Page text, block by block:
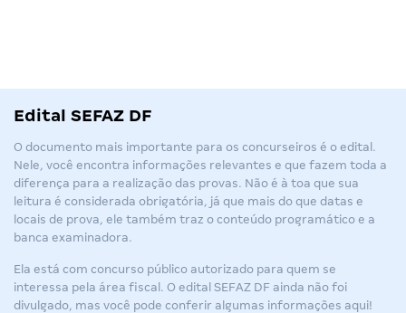
Edital SEFAZ DF
O documento mais importante para os concurseiros é o edital.
Nele, você encontra informações relevantes e que fazem toda a
diferença para a realização das provas. Não é à toa que sua
leitura é considerada obrigatória, já que mais do que datas e
locais de prova, ele também traz o conteúdo programático e a
banca examinadora.
Ela está com concurso público autorizado para quem se
interessa pela área fiscal. O edital SEFAZ DF ainda não foi
divulgado, mas você pode conferir algumas informações aqui!